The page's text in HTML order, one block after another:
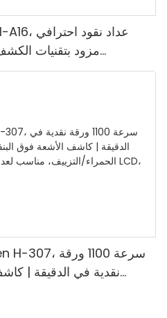
مزود بتقنيات
المغناطيسية/الأشعة تحت
نقدية في الدقيقة |